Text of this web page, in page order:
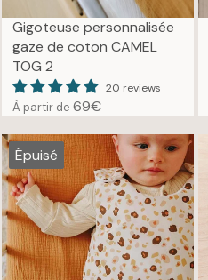
Gigoteuse personnalisée
gaze de coton CAMEL
TOG 2
20 reviews
À partir de R
E
G
U
L
A
R
P
69€
Épuisé